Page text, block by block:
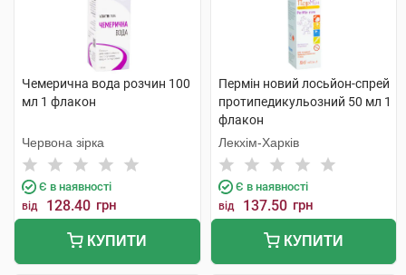
Чемерична вода розчин 100
мл 1 флакон
Червона зірка
Є в наявності
від 128.40 грн
КУПИТИ
Пермін новий лосьйон-спрей
протипедикульозний 50 мл 1
флакон
Лекхім-Харків
Є в наявності
від 137.50 грн
КУПИТИ